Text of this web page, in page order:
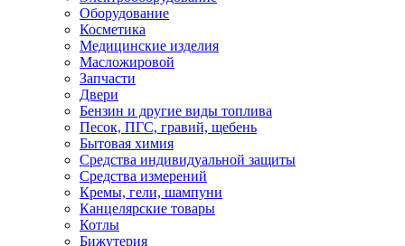
Оборудование
Косметика
Медицинские изделия
Масложировой
Запчасти
Двери
Бензин и другие виды топлива
Песок, ПГС, гравий, щебень
Бытовая химия
Средства индивидуальной защиты
Средства измерений
Кремы, гели, шампуни
Канцелярские товары
Котлы
Бижутерия